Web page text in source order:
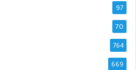
97
70
764
669